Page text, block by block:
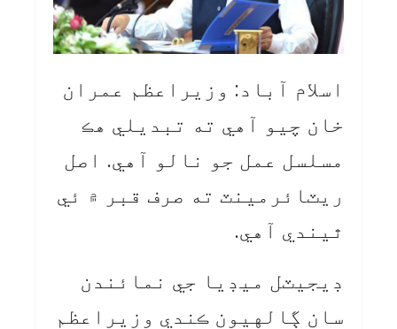
اسلام آباد: وزيراعظم عمران
خان چيو آهي ته تبديلي هڪ
مسلسل عمل جو نالو آهي. اصل
ريٽائرمينٽ ته صرف قبر ۾ ئي
ٿيندي آهي.
ڊيجيٽل ميڊيا جي نمائندن
سان ڳالهيون ڪندي وزيراعظم